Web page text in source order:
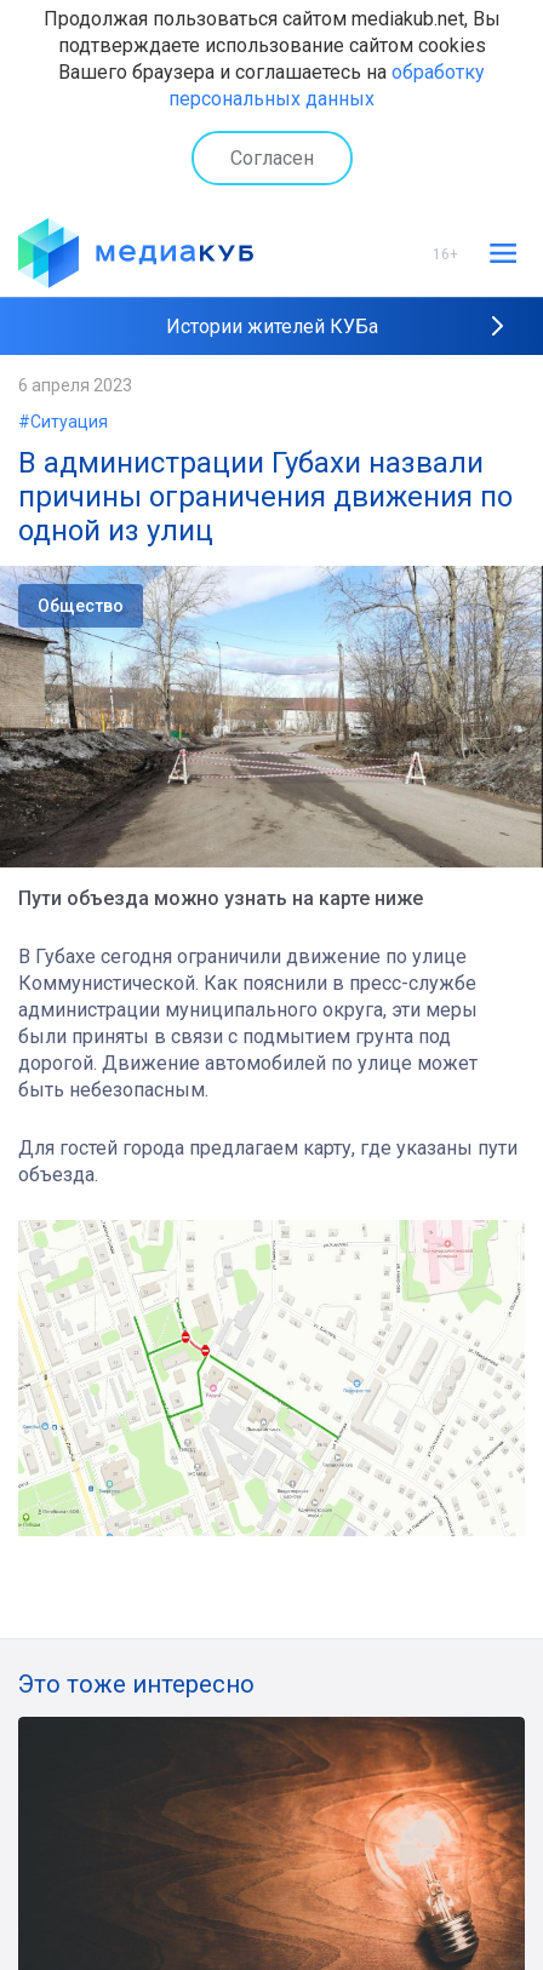
Продолжая пользоваться сайтом mediakub.net, Вы
подтверждаете использование сайтом cookies
Вашего браузера и соглашаетесь на обработку
персональных данных
Согласен
16+
Истории жителей КУБа
Наши интервью
6 апреля 2023
#Ситуация
В администрации Губахи назвали
причины ограничения движения по
одной из улиц
Общество
Пути объезда можно узнать на карте ниже
В Губахе сегодня ограничили движение по улице
Коммунистической. Как пояснили в пресс-службе
администрации муниципального округа, эти меры
были приняты в связи с подмытием грунта под
дорогой. Движение автомобилей по улице может
быть небезопасным.
Для гостей города предлагаем карту, где указаны пути
объезда.
Это тоже интересно